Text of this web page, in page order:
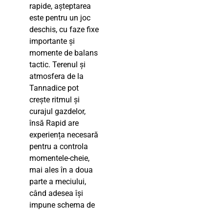
rapide, așteptarea
este pentru un joc
deschis, cu faze fixe
importante și
momente de balans
tactic. Terenul și
atmosfera de la
Tannadice pot
crește ritmul și
curajul gazdelor,
însă Rapid are
experiența necesară
pentru a controla
momentele-cheie,
mai ales în a doua
parte a meciului,
când adesea își
impune schema de